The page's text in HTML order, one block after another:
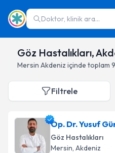
Doktor, klinik ara...
Göz Hastalıkları,
Mersin Akdeniz içinde toplam 9
Filtrele
Op. Dr. Yusuf
Göz Hastalıkları
Mersin, Akdeniz